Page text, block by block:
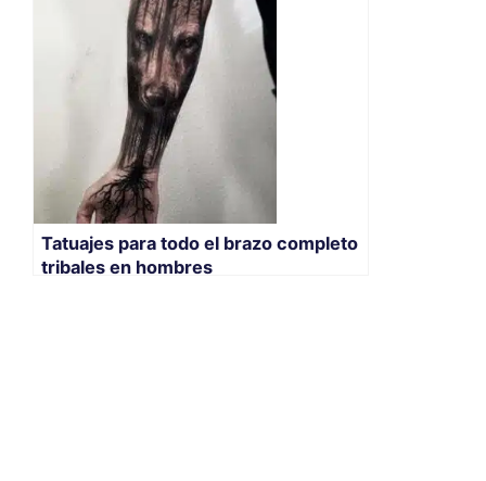
Tatuajes para todo el brazo completo
tribales en hombres